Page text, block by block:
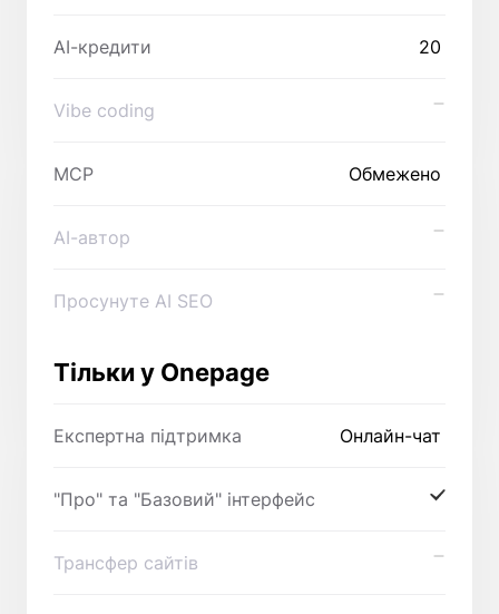
AI-кредити 20
Vibe coding
MCP Обмежено
AI-автор
Просунуте AI SEO
Тільки у Onepage
Експертна підтримка Онлайн-чат
"Про" та "Базовий" інтерфейс
Трансфер сайтів